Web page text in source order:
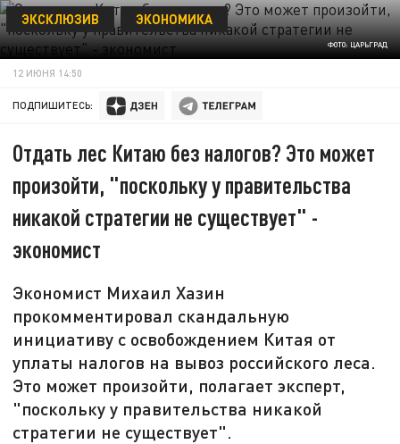
ФОТО: ЦАРЬГРАД
ЭКСКЛЮЗИВ ЭКОНОМИКА
12 ИЮНЯ 14:50
ПОДПИШИТЕСЬ:
Отдать лес Китаю без налогов? Это может
произойти, "поскольку у правительства
никакой стратегии не существует" -
экономист
Экономист Михаил Хазин
прокомментировал скандальную
инициативу с освобождением Китая от
уплаты налогов на вывоз российского леса.
Это может произойти, полагает эксперт,
"поскольку у правительства никакой
стратегии не существует".